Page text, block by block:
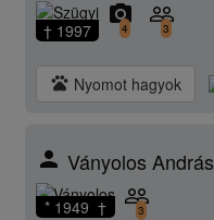
† 1997
camera_alt
4
people_outline
3
pets Nyomot hagyok
person Ványolos András
* 1949 † people_outline
3